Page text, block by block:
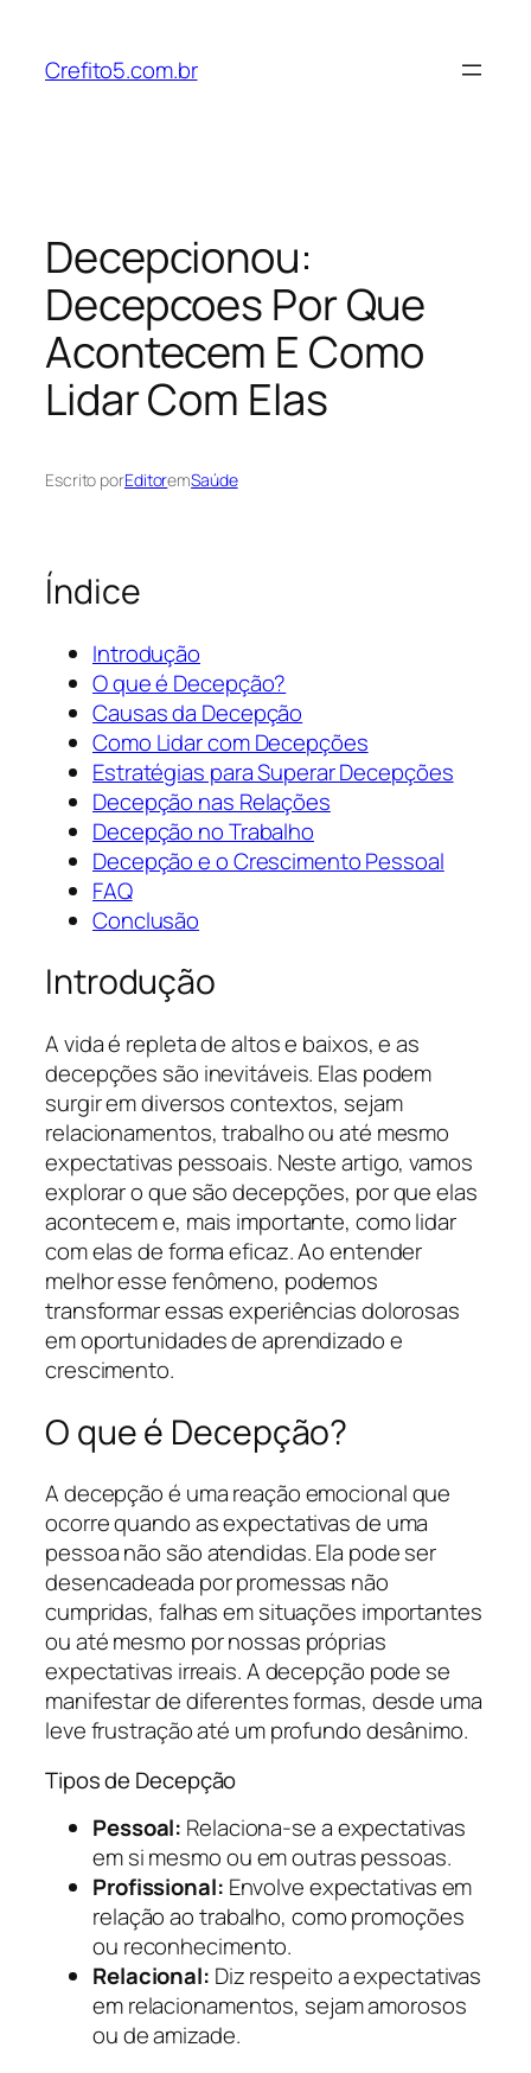
Crefito5.com.br
Decepcionou:
Decepcoes Por Que
Acontecem E Como
Lidar Com Elas
Escrito porEditoremSaúde
Índice
Introdução
O que é Decepção?
Causas da Decepção
Como Lidar com Decepções
Estratégias para Superar Decepções
Decepção nas Relações
Decepção no Trabalho
Decepção e o Crescimento Pessoal
FAQ
Conclusão
Introdução
A vida é repleta de altos e baixos, e as
decepções são inevitáveis. Elas podem
surgir em diversos contextos, sejam
relacionamentos, trabalho ou até mesmo
expectativas pessoais. Neste artigo, vamos
explorar o que são decepções, por que elas
acontecem e, mais importante, como lidar
com elas de forma eficaz. Ao entender
melhor esse fenômeno, podemos
transformar essas experiências dolorosas
em oportunidades de aprendizado e
crescimento.
O que é Decepção?
A decepção é uma reação emocional que
ocorre quando as expectativas de uma
pessoa não são atendidas. Ela pode ser
desencadeada por promessas não
cumpridas, falhas em situações importantes
ou até mesmo por nossas próprias
expectativas irreais. A decepção pode se
manifestar de diferentes formas, desde uma
leve frustração até um profundo desânimo.
Tipos de Decepção
Pessoal: Relaciona-se a expectativas
em si mesmo ou em outras pessoas.
Profissional: Envolve expectativas em
relação ao trabalho, como promoções
ou reconhecimento.
Relacional: Diz respeito a expectativas
em relacionamentos, sejam amorosos
ou de amizade.